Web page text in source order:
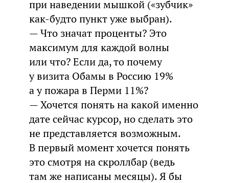
при наведении мышкой («зубчик»
как-будто пункт уже выбран).
— Что значат проценты? Это
максимум для каждой волны
или что? Если да, то почему
у визита Обамы в Россию 19%
а у пожара в Перми 11%?
— Хочется понять на какой именно
дате сейчас курсор, но сделать это
не представляется возможным.
В первый момент хочется понять
это смотря на скроллбар (ведь
там же написаны месяцы). Я бы